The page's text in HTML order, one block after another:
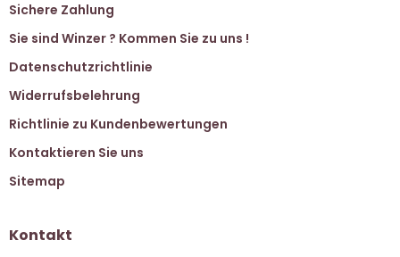
Sichere Zahlung
Sie sind Winzer ? Kommen Sie zu uns !
Datenschutzrichtlinie
Widerrufsbelehrung
Richtlinie zu Kundenbewertungen
Kontaktieren Sie uns
Sitemap
Kontakt